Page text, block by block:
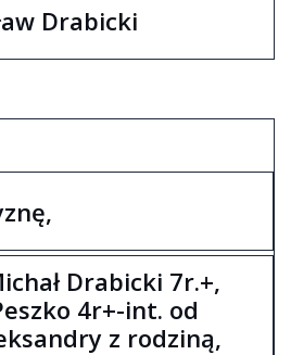
Drabicki
Drabicki 7r.+,
4r+-int. od
z rodziną,